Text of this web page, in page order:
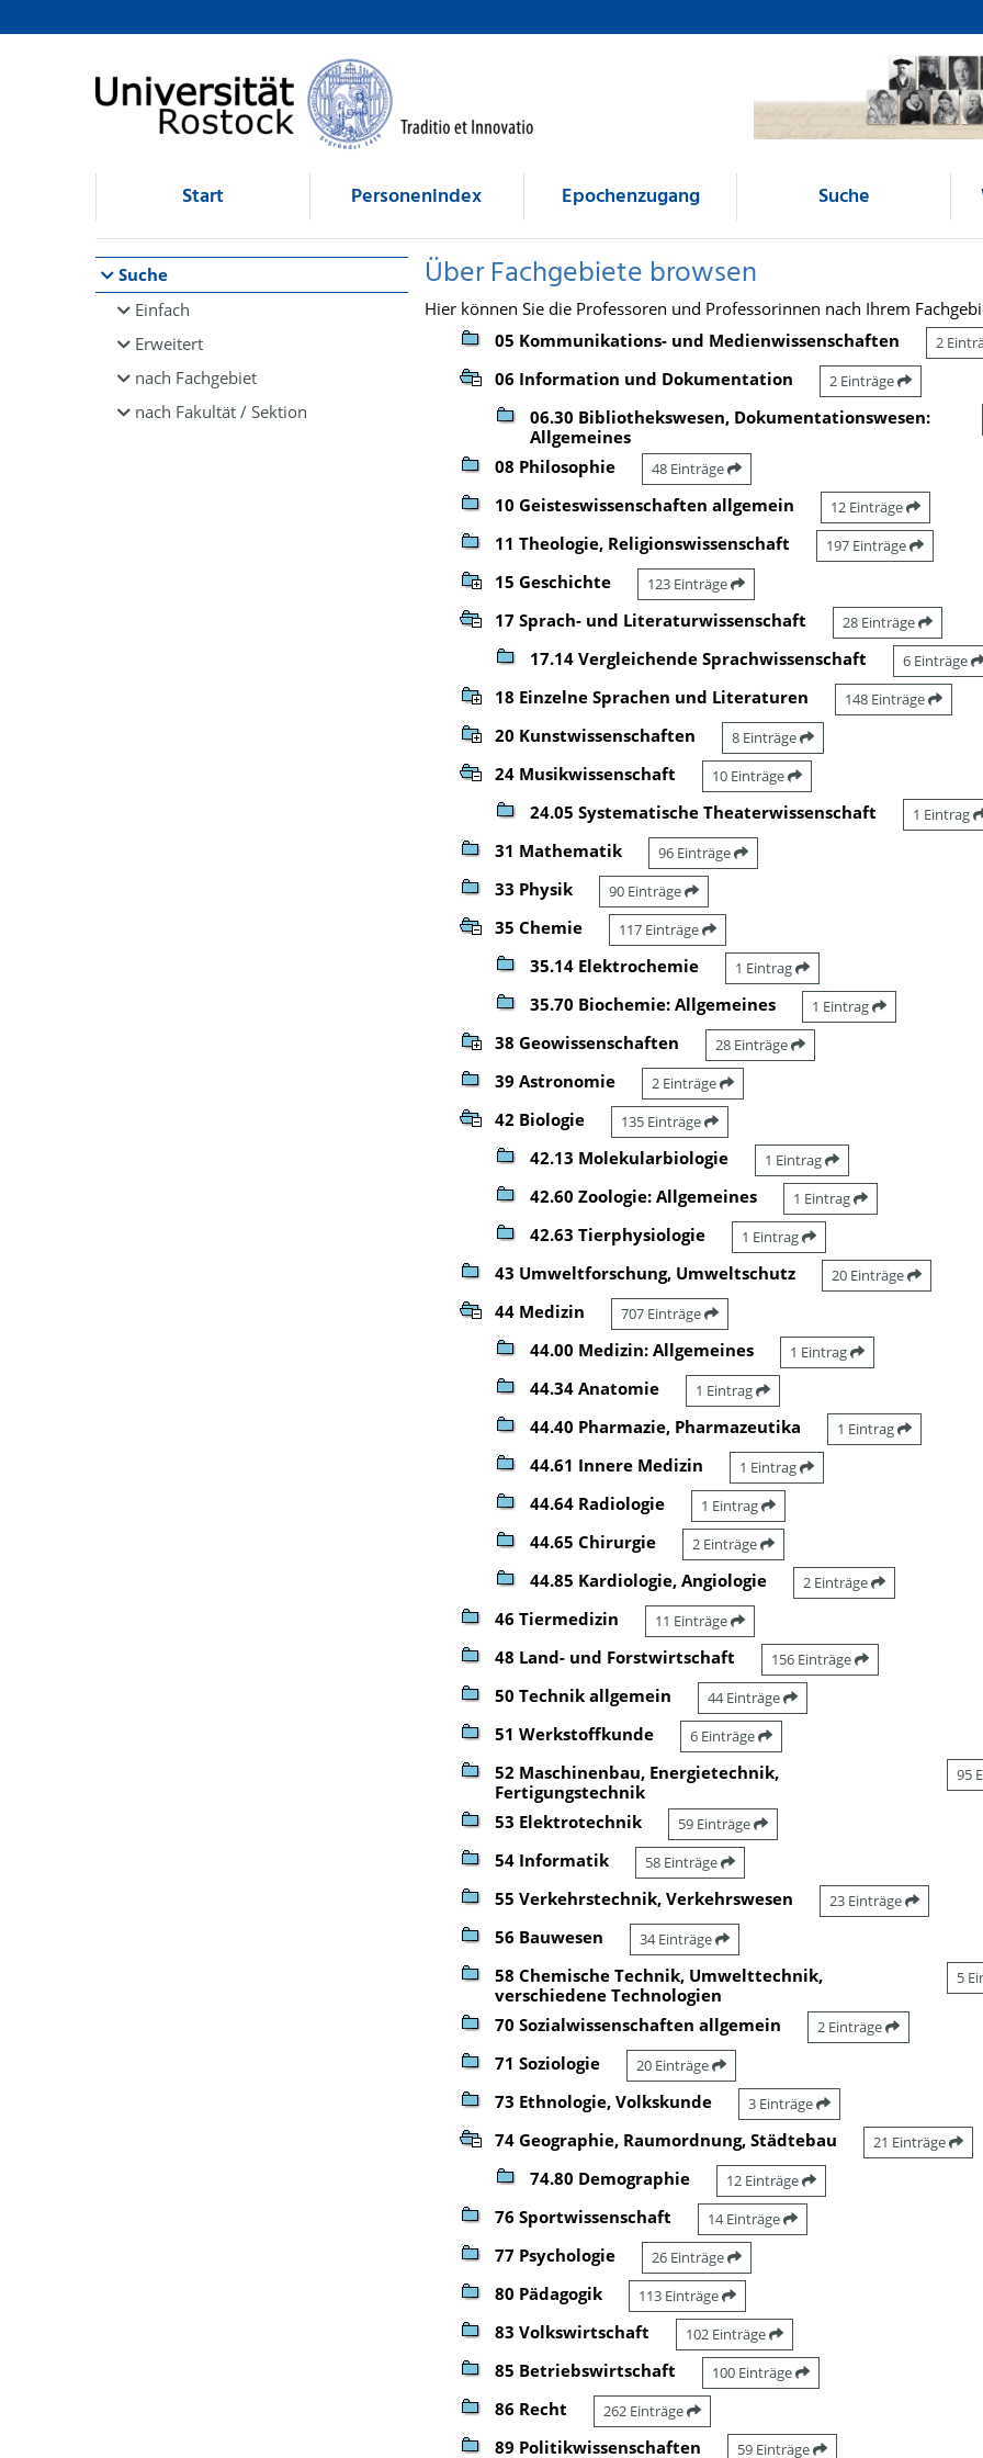
Browsen
direkt zum Inhalt
Start Personenindex Epochenzugang Suche
Suche
Einfach
Erweitert
nach Fachgebiet
nach Fakultät / Sektion
Über Fachgebiete browsen
Hier können Sie die Professoren und Professorinnen nach Ihrem
05 Kommunikations- und Medienwissenschaften
2
06 Information und Dokumentation 2 Einträge
06.30 Bibliothekswesen, Dokumentationswesen:
Allgemeines
08 Philosophie 48 Einträge
10 Geisteswissenschaften allgemein 12 Einträge
11 Theologie, Religionswissenschaft 197 Einträge
15 Geschichte 123 Einträge
17 Sprach- und Literaturwissenschaft 28 Einträge
17.14 Vergleichende Sprachwissenschaft 6 Einträge
18 Einzelne Sprachen und Literaturen 148 Einträge
20 Kunstwissenschaften 8 Einträge
24 Musikwissenschaft 10 Einträge
24.05 Systematische Theaterwissenschaft 1 Eintrag
31 Mathematik 96 Einträge
33 Physik 90 Einträge
35 Chemie 117 Einträge
35.14 Elektrochemie 1 Eintrag
35.70 Biochemie: Allgemeines 1 Eintrag
38 Geowissenschaften 28 Einträge
39 Astronomie 2 Einträge
42 Biologie 135 Einträge
42.13 Molekularbiologie 1 Eintrag
42.60 Zoologie: Allgemeines 1 Eintrag
42.63 Tierphysiologie 1 Eintrag
43 Umweltforschung, Umweltschutz 20 Einträge
44 Medizin 707 Einträge
44.00 Medizin: Allgemeines 1 Eintrag
44.34 Anatomie 1 Eintrag
44.40 Pharmazie, Pharmazeutika 1 Eintrag
44.61 Innere Medizin 1 Eintrag
44.64 Radiologie 1 Eintrag
44.65 Chirurgie 2 Einträge
44.85 Kardiologie, Angiologie 2 Einträge
46 Tiermedizin 11 Einträge
48 Land- und Forstwirtschaft 156 Einträge
50 Technik allgemein 44 Einträge
51 Werkstoffkunde 6 Einträge
52 Maschinenbau, Energietechnik,
Fertigungstechnik
95
53 Elektrotechnik 59 Einträge
54 Informatik 58 Einträge
55 Verkehrstechnik, Verkehrswesen 23 Einträge
56 Bauwesen 34 Einträge
58 Chemische Technik, Umwelttechnik,
verschiedene Technologien
5
70 Sozialwissenschaften allgemein 2 Einträge
71 Soziologie 20 Einträge
73 Ethnologie, Volkskunde 3 Einträge
74 Geographie, Raumordnung, Städtebau 21 Einträge
74.80 Demographie 12 Einträge
76 Sportwissenschaft 14 Einträge
77 Psychologie 26 Einträge
80 Pädagogik 113 Einträge
83 Volkswirtschaft 102 Einträge
85 Betriebswirtschaft 100 Einträge
86 Recht 262 Einträge
89 Politikwissenschaften 59 Einträge